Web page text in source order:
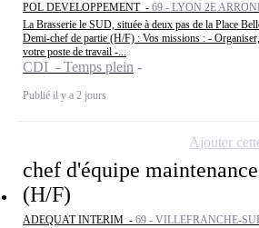
POL DEVELOPPEMENT - 69 - LYON 2E
La Brasserie le SUD, située à deux pas de la Place
Demi-chef de partie (H/F) : Vos missions : -
votre poste de travail -...
CDI - Temps plein
Publié il y a 2 jours
chef d'équipe
(H/F)
ADEQUAT INTERIM - 69 - VILLEFRANCHE-
Ajouter